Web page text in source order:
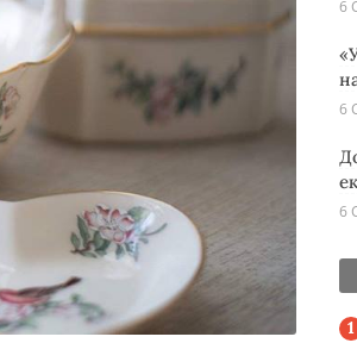
6
6
6